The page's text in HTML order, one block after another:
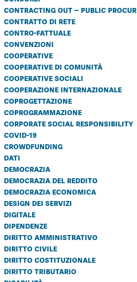
contracting out – public
contratto di rete
contro-fattuale
convenzioni
cooperative
cooperative di comunità
cooperative sociali
cooperazione internazionale
coprogettazione
coprogrammazione
corporate social responsibility
covid-19
crowdfunding
dati
democrazia
democrazia del reddito
democrazia economica
design dei servizi
digitale
dipendenze
diritto amministrativo
diritto civile
diritto costituzionale
diritto tributario